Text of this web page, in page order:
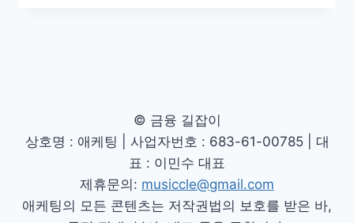
© 금융 길잡이
상호명 : 애케팅 | 사업자번호 : 683-61-00785 | 대
표 : 이민수 대표
제휴문의: musiccle@gmail.com
애케팅의 모든 콘텐츠는 저작권법의 보호를 받은 바,